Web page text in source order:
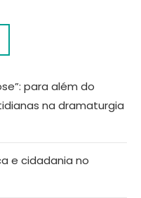
para além do
na dramaturgia
e cidadania no